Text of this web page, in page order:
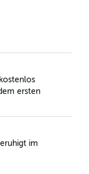
ersten
im